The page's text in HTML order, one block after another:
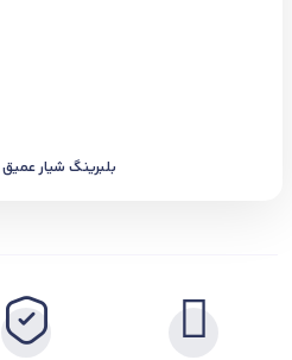
بلبرینگ شیار عمیق SKF 16009